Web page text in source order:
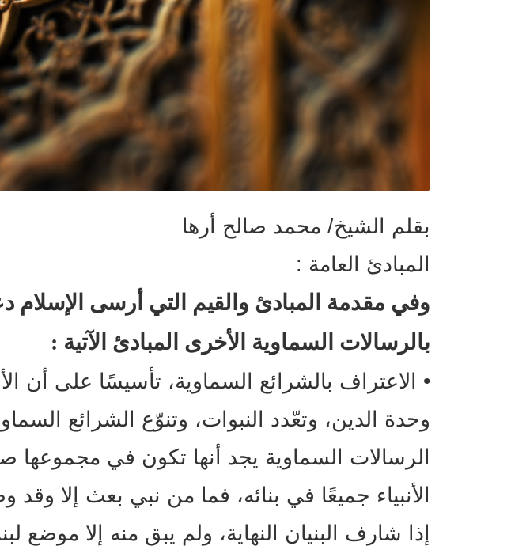
بقلم الشيخ/ محمد صالح أرها
المبادئ العامة :
وفي مقدمة المبادئ والقيم التي أرسى الإسلام
بالرسالات السماوية الأخرى المبادئ الآتية :
• الاعتراف بالشرائع السماوية، تأسيسًا على أن
وحدة الدين، وتعّدد النبوات، وتنوّع الشرائع
الرسالات السماوية يجد أنها تكون في مجموعها
الأنبياء جميعًا في بنائه، فما من نبي بعث إلا وقد
إذا شارف البنيان النهاية، ولم يبق منه إلا موضع